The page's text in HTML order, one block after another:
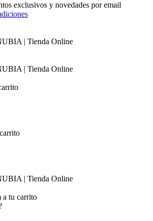
exclusivos y novedades por email
a tu carrito